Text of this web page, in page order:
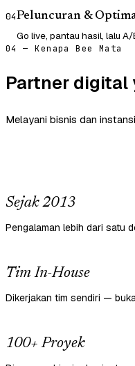
04Peluncuran &
Go live, pantau hasil, lalu
04 — Kenapa Bee Mata
Partner digital
Melayani bisnis dan
Sejak 2013
Pengalaman lebih dari satu
Tim In-House
Dikerjakan tim sendiri —
100+ Proyek